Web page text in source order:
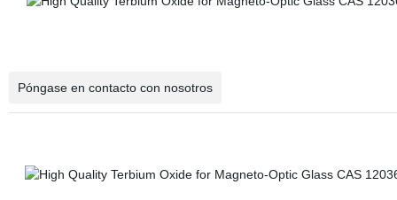
Póngase en contacto con nosotros